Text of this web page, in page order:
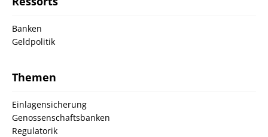
Banken
Geldpolitik
Themen
Einlagensicherung
Genossenschaftsbanken
Regulatorik